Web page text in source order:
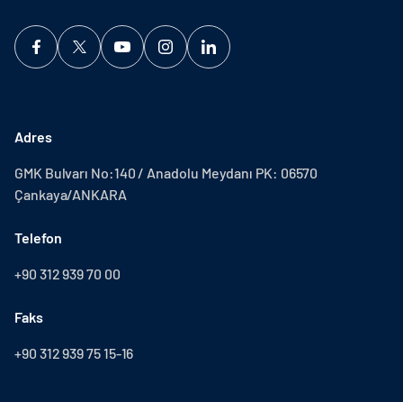
Adres
GMK Bulvarı No:140 / Anadolu Meydanı PK: 06570
Çankaya/ANKARA
Telefon
+90 312 939 70 00
Faks
+90 312 939 75 15-16